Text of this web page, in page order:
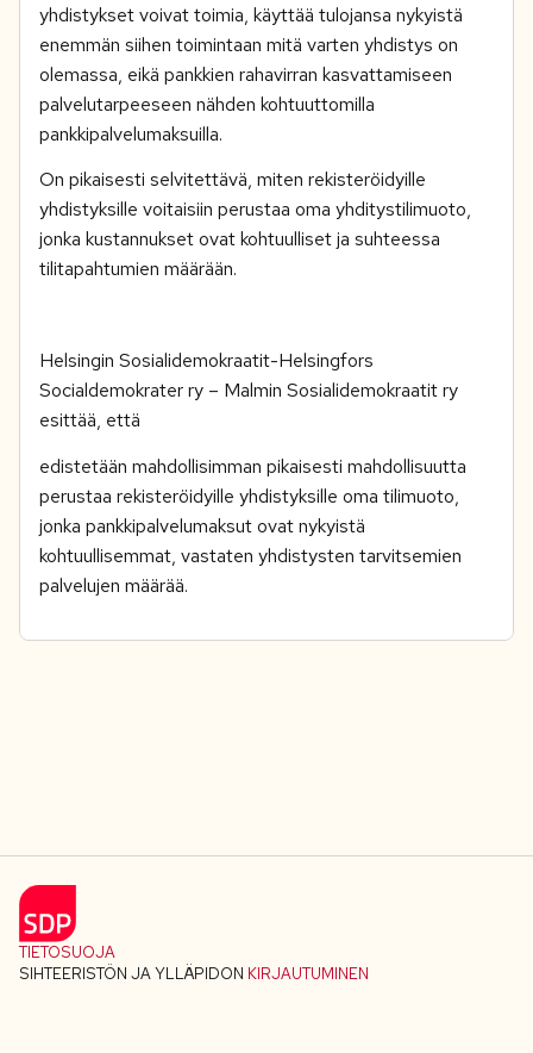
yhdistykset voivat toimia, käyttää tulojansa nykyistä
enemmän siihen toimintaan mitä varten yhdistys on
olemassa, eikä pankkien rahavirran kasvattamiseen
palvelutarpeeseen nähden kohtuuttomilla
pankkipalvelumaksuilla.
On pikaisesti selvitettävä, miten rekisteröidyille
yhdistyksille voitaisiin perustaa oma yhditystilimuoto,
jonka kustannukset ovat kohtuulliset ja suhteessa
tilitapahtumien määrään.
Helsingin Sosialidemokraatit-Helsingfors
Socialdemokrater ry – Malmin Sosialidemokraatit ry
esittää, että
edistetään mahdollisimman pikaisesti mahdollisuutta
perustaa rekisteröidyille yhdistyksille oma tilimuoto,
jonka pankkipalvelumaksut ovat nykyistä
kohtuullisemmat, vastaten yhdistysten tarvitsemien
palvelujen määrää.
TIETOSUOJA
SIHTEERISTÖN JA YLLÄPIDON KIRJAUTUMINEN